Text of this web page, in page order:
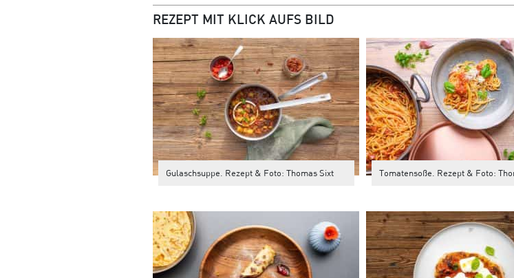
REZEPT MIT KLICK AUFS BILD
Gulaschsuppe. Rezept & Foto: Thomas Sixt Tomatensoße. Rezept & Foto: